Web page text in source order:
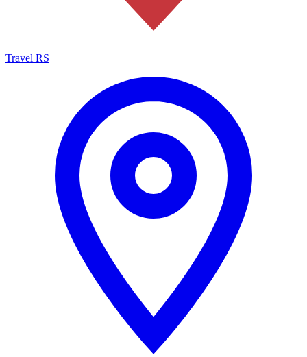
Travel RS